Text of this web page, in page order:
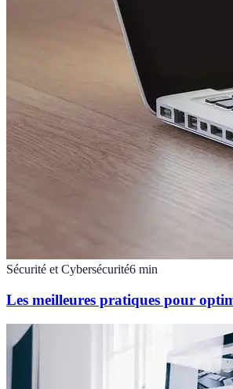
Sécurité et Cybersécurité6 min
Les meilleures pratiques pour